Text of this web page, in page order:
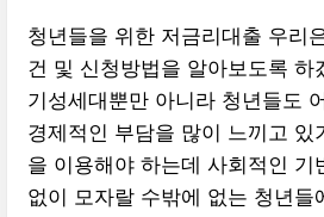
청년들을 위한 저금리대출 우리
건 및 신청방법을 알아보도록 하
기성세대뿐만 아니라 청년들도
경제적인 부담을 많이 느끼고 있
을 이용해야 하는데 사회적인 기
없이 모자랄 수밖에 없는 청년들